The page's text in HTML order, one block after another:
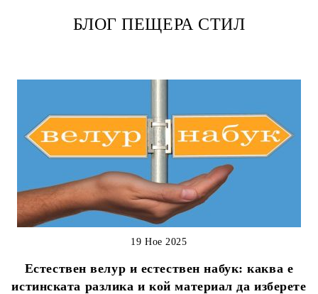
БЛОГ ПЕЩЕРА СТИЛ
Естествен велур и естествен набук: каква е
истинската разлика и кой материал да изберете
19 Ное 2025